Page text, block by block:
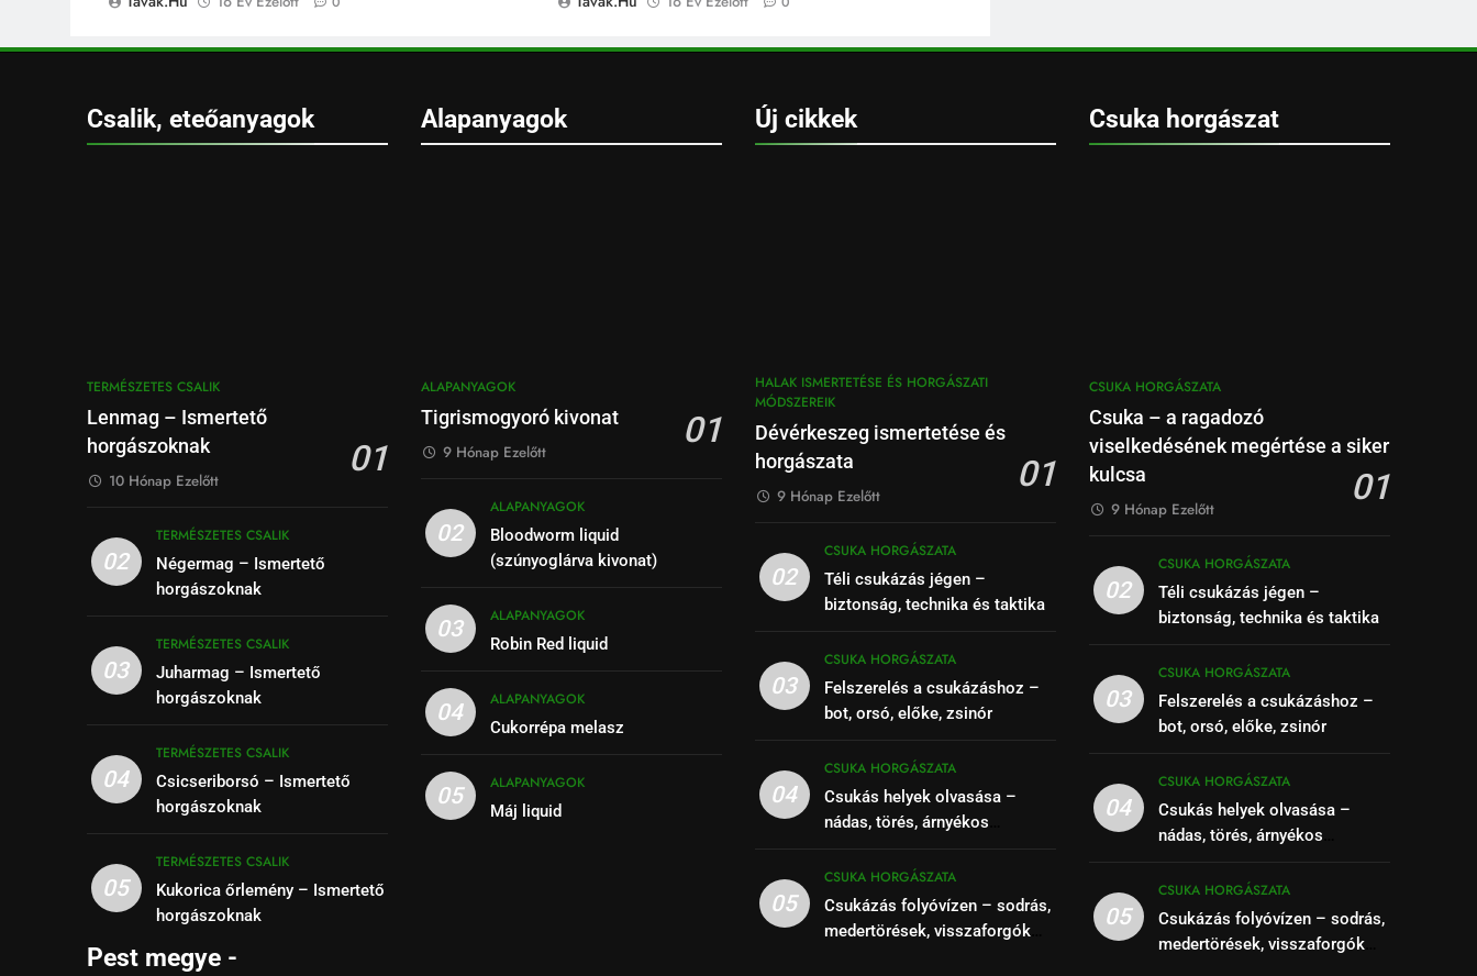
Csalik, eteőanyagok
TERMÉSZETES CSALIK
Lenmag – Ismertető
horgászoknak
01
10 Hónap Ezelőtt
02
TERMÉSZETES CSALIK
Négermag – Ismertető
horgászoknak
03
TERMÉSZETES CSALIK
Juharmag – Ismertető
horgászoknak
04
TERMÉSZETES CSALIK
Csicseriborsó – Ismertető
horgászoknak
05
TERMÉSZETES CSALIK
Kukorica őrlemény – Ismertető
horgászoknak
Pest megye -
Alapanyagok
ALAPANYAGOK
Tigrismogyoró kivonat 01
9 Hónap Ezelőtt
02
ALAPANYAGOK
Bloodworm liquid
(szúnyoglárva kivonat)
03
ALAPANYAGOK
Robin Red liquid
04
ALAPANYAGOK
Cukorrépa melasz
05
ALAPANYAGOK
Máj liquid
Új cikkek
HALAK ISMERTETÉSE ÉS HORGÁSZATI
MÓDSZEREIK
Dévérkeszeg ismertetése és
horgászata
01
9 Hónap Ezelőtt
02
CSUKA HORGÁSZATA
Téli csukázás jégen –
biztonság, technika és taktika
03
CSUKA HORGÁSZATA
Felszerelés a csukázáshoz –
bot, orsó, előke, zsinór
04
CSUKA HORGÁSZATA
Csukás helyek olvasása –
nádas, törés, árnyékos
05
CSUKA HORGÁSZATA
Csukázás folyóvízen – sodrás,
medertörések, visszaforgók
Csuka horgászat
CSUKA HORGÁSZATA
Csuka – a ragadozó
viselkedésének megértése a siker
kulcsa
01
9 Hónap Ezelőtt
02
CSUKA HORGÁSZATA
Téli csukázás jégen –
biztonság, technika és taktika
03
CSUKA HORGÁSZATA
Felszerelés a csukázáshoz –
bot, orsó, előke, zsinór
04
CSUKA HORGÁSZATA
Csukás helyek olvasása –
nádas, törés, árnyékos
05
CSUKA HORGÁSZATA
Csukázás folyóvízen – sodrás,
medertörések, visszaforgók